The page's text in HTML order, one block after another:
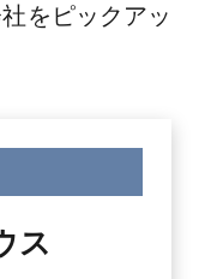
をピックアッ
ス